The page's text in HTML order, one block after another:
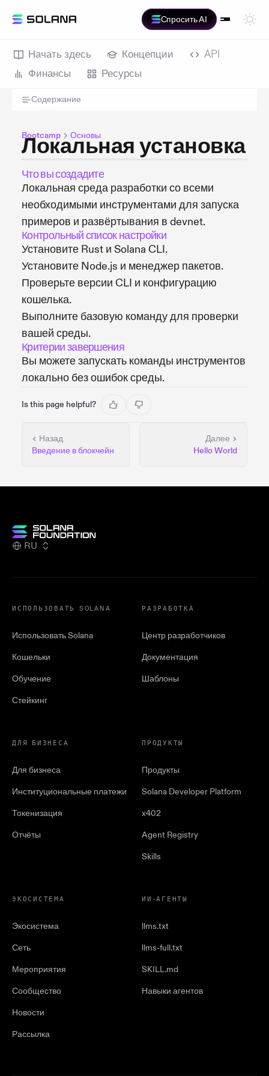
Спросить AI
Начать здесь Концепции
API
Финансы
Ресурсы
Содержание
Bootcamp Основы
Локальная установка
Что вы создадите
Локальная среда разработки со всеми
необходимыми инструментами для запуска
примеров и развёртывания в devnet.
Контрольный список настройки
Установите Rust и Solana CLI.
Установите Node.js и менеджер пакетов.
Проверьте версии CLI и конфигурацию
кошелька.
Выполните базовую команду для проверки
вашей среды.
Критерии завершения
Вы можете запускать команды инструментов
локально без ошибок среды.
Is this page helpful?
Назад
Введение в блокчейн
Далее
Hello World
RU
ИСПОЛЬЗОВАТЬ SOLANA
Использовать Solana
Кошельки
Обучение
Стейкинг
РАЗРАБОТКА
Центр разработчиков
Документация
Шаблоны
ДЛЯ БИЗНЕСА
Для бизнеса
Институциональные платежи
Токенизация
Отчёты
ПРОДУКТЫ
Продукты
Solana Developer Platform
x402
Agent Registry
Skills
ЭКОСИСТЕМА
Экосистема
Сеть
Мероприятия
Сообщество
Новости
Рассылка
ИИ-АГЕНТЫ
llms.txt
llms-full.txt
SKILL.md
Навыки агентов